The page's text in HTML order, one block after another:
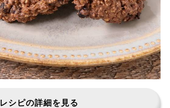
レシピの詳細を見る